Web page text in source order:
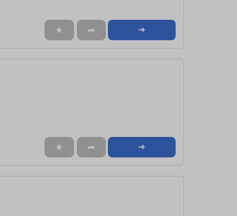
★ ➦ ➜
★ ➦ ➜